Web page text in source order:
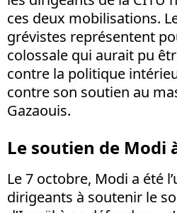
ces deux mobilisations.
grévistes représentent
colossale qui aurait pu
contre la politique
contre son soutien au
Gazaouis.
Le soutien de Modi
Le 7 octobre, Modi a été
dirigeants à soutenir le